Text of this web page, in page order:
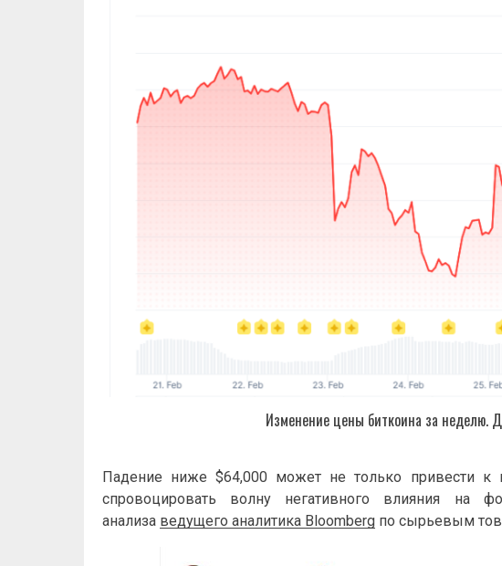
Изменение цены биткоина за неделю.
Падение ниже $64,000 может не только привести
спровоцировать волну негативного влияния
анализа ведущего аналитика Bloomberg по сырьевым